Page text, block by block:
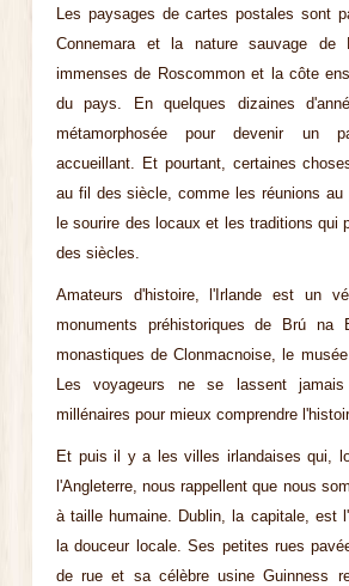
Les paysages de cartes postales sont
Connemara et la nature sauvage de
immenses de Roscommon et la côte
du pays. En quelques dizaines
métamorphosée pour devenir un
accueillant. Et pourtant, certaines
au fil des siècle, comme les réunions au
le sourire des locaux et les traditions qui
des siècles.
Amateurs d'histoire, l'Irlande est un
monuments préhistoriques de Brú na
monastiques de Clonmacnoise, le musée
Les voyageurs ne se lassent
millénaires pour mieux comprendre
Et puis il y a les villes irlandaises qui,
l'Angleterre, nous rappellent que nous
à taille humaine. Dublin, la capitale, est
la douceur locale. Ses petites rues
de rue et sa célèbre usine Guinness